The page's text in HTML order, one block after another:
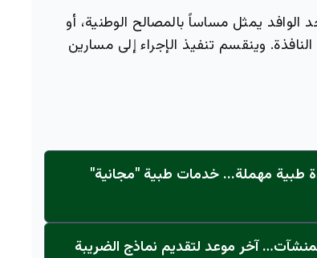
الوافد يمثل مساساً بالمصالح الوطنية، أو
وينقسم تنفيذ الإجراء إلى مسارين
طبية مهملة... خدمات طبية "مجانية"
آخر موعد لتقديم نماذج الضريبة